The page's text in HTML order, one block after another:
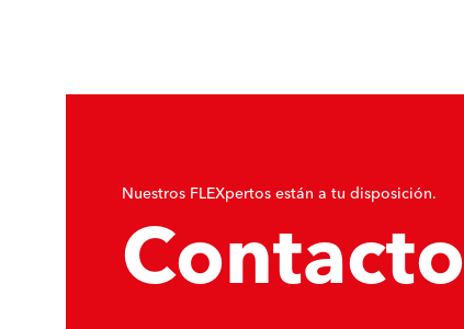
Nuestros FLEXpertos están a tu disposición.
Contacto